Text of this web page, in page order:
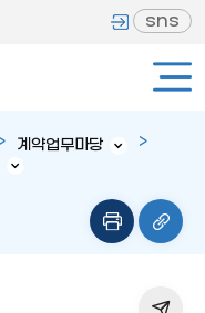
sns
계약업무마당